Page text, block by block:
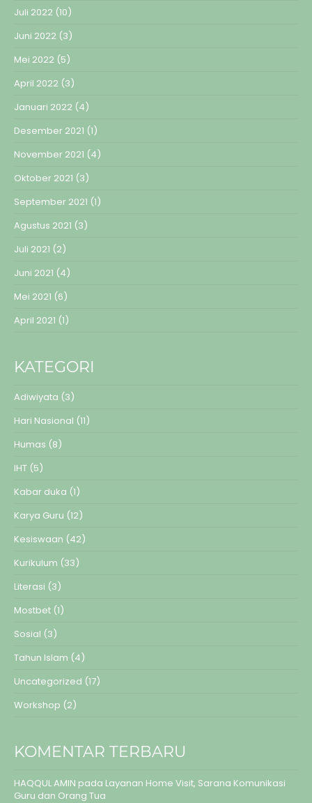
Juli 2022 (10)
Juni 2022 (3)
Mei 2022 (5)
April 2022 (3)
Januari 2022 (4)
Desember 2021 (1)
November 2021 (4)
Oktober 2021 (3)
September 2021 (1)
Agustus 2021 (3)
Juli 2021 (2)
Juni 2021 (4)
Mei 2021 (6)
April 2021 (1)
KATEGORI
Adiwiyata (3)
Hari Nasional (11)
Humas (8)
IHT (5)
Kabar duka (1)
Karya Guru (12)
Kesiswaan (42)
Kurikulum (33)
Literasi (3)
Mostbet (1)
Sosial (3)
Tahun Islam (4)
Uncategorized (17)
Workshop (2)
KOMENTAR TERBARU
HAQQUL AMIN pada Layanan Home Visit, Sarana Komunikasi
Guru dan Orang Tua